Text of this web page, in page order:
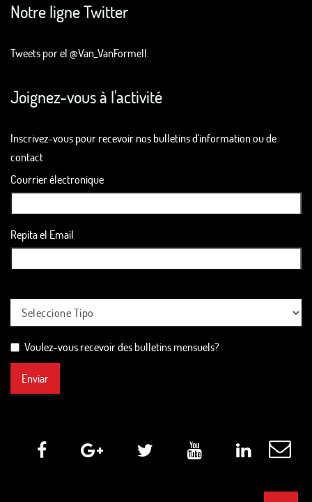
Notre ligne Twitter
Tweets por el @Van_VanFormell.
Joignez-vous à l'activité
Inscrivez-vous pour recevoir nos bulletins d'information ou de
contact
Courrier électronique
Repita el Email
Voulez-vous recevoir des bulletins mensuels?
Enviar